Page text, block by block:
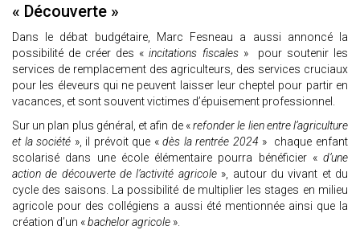
« Découverte »
Dans le débat budgétaire, Marc Fesneau a aussi annoncé la
possibilité de créer des « incitations fiscales» pour soutenir les
services de remplacement des agriculteurs, des services cruciaux
pour les éleveurs qui ne peuvent laisser leur cheptel pour partir en
vacances, et sont souvent victimes d’épuisement professionnel.
Sur un plan plus général, et afin de «refonder le lien entre l’agriculture
et la société », il prévoit que «dès la rentrée 2024 » chaque enfant
scolarisé dans une école élémentaire pourra bénéficier «d’une
action de découverte de l’activité agricole», autour du vivant et du
cycle des saisons. La possibilité de multiplier les stages en milieu
agricole pour des collégiens a aussi été mentionnée ainsi que la
création d’un «bachelor agricole ».